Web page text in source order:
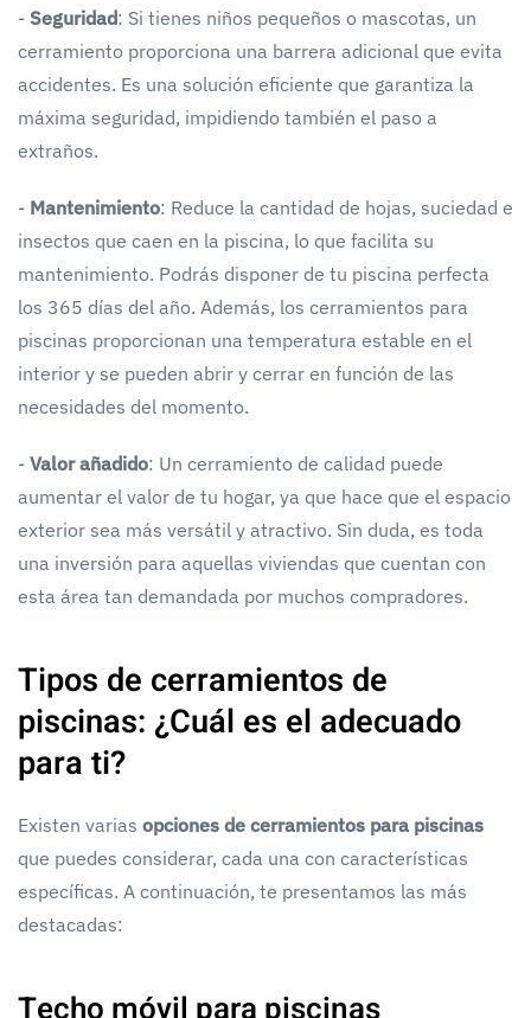
- Seguridad: Si tienes niños pequeños o mascotas, un
cerramiento proporciona una barrera adicional que evita
accidentes. Es una solución eficiente que garantiza la
máxima seguridad, impidiendo también el paso a
extraños.
- Mantenimiento: Reduce la cantidad de hojas, suciedad e
insectos que caen en la piscina, lo que facilita su
mantenimiento. Podrás disponer de tu piscina perfecta
los 365 días del año. Además, los cerramientos para
piscinas proporcionan una temperatura estable en el
interior y se pueden abrir y cerrar en función de las
necesidades del momento.
- Valor añadido: Un cerramiento de calidad puede
aumentar el valor de tu hogar, ya que hace que el espacio
exterior sea más versátil y atractivo. Sin duda, es toda
una inversión para aquellas viviendas que cuentan con
esta área tan demandada por muchos compradores.
Tipos de cerramientos de
piscinas: ¿Cuál es el adecuado
para ti?
Existen varias opciones de cerramientos para piscinas
que puedes considerar, cada una con características
específicas. A continuación, te presentamos las más
destacadas: